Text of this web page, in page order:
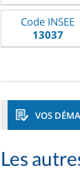
Code INSEE
13037
VOS
Les